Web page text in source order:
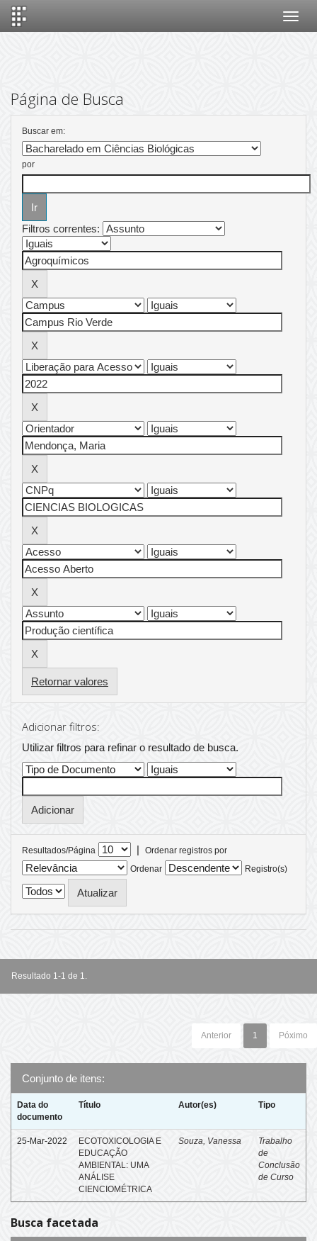
Página de Busca
Buscar em:
por
Filtros correntes:
Retornar valores
Adicionar filtros:
Utilizar filtros para refinar o resultado de busca.
Resultados/Página |
Ordenar registros por
Ordenar
Registro(s)
Resultado 1-1 de 1.
Anterior 1 Póximo
Conjunto de itens:
Data do
documento
Título Autor(es) Tipo
25-Mar-2022
ECOTOXICOLOGIA E
EDUCAÇÃO
AMBIENTAL: UMA
ANÁLISE
CIENCIOMÉTRICA
Souza, Vanessa
Trabalho
de
Conclusão
de Curso
Busca facetada